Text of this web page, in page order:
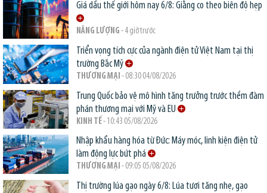
Giá dầu thế giới hôm nay 6/8: Giằng co theo biên độ hẹp
NĂNG LƯỢNG - 4 giờ trước
Triển vọng tích cực của ngành điện tử Việt Nam tại thị
trường Bắc Mỹ
THƯƠNG MẠI - 08:30 04/08/2026
Trung Quốc bảo vệ mô hình tăng trưởng trước thềm đàm
phán thương mại với Mỹ và EU
KINH TẾ- 10:43 05/08/2026
Nhập khẩu hàng hóa từ Đức: Máy móc, linh kiện điện tử
làm động lực bứt phá
THƯƠNG MẠI - 09:05 05/08/2026
Thị trường lúa gạo ngày 6/8: Lúa tươi tăng nhẹ, gạo